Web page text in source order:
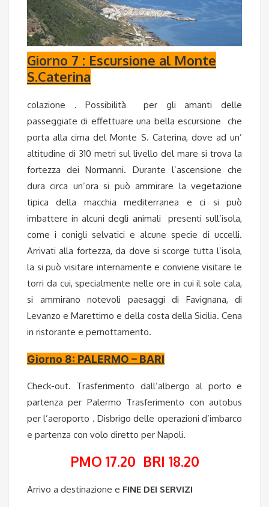
Giorno 7 : Escursione al Monte
S.Caterina
colazione . Possibilità per gli amanti delle
passeggiate di effettuare una bella escursione che
porta alla cima del Monte S. Caterina, dove ad un’
altitudine di 310 metri sul livello del mare si trova la
fortezza dei Normanni. Durante l’ascensione che
dura circa un’ora si può ammirare la vegetazione
tipica della macchia mediterranea e ci si può
imbattere in alcuni degli animali
presenti sull’isola,
come i conigli selvatici e alcune specie di uccelli.
Arrivati alla fortezza, da dove si scorge tutta l’isola,
la si può visitare internamente e conviene visitare le
torri da cui, specialmente nelle ore in cui il sole cala,
si ammirano notevoli paesaggi di Favignana, di
Levanzo e Marettimo e della costa della Sicilia. Cena
in ristorante e pernottamento.
Giorno 8: PALERMO – BARI
Check-out. Trasferimento dall’albergo al porto e
partenza per Palermo Trasferimento con autobus
per l’aeroporto . Disbrigo delle operazioni d’imbarco
e partenza con volo diretto per Napoli.
PMO 17.20 BRI 18.20
Arrivo a destinazione e FINE DEI SERVIZI